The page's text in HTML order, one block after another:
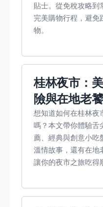
貼士。從免稅攻略到
完美購物行程，避免
物。
桂林夜市：
險與在地老
想知道如何在桂林夜
嗎？本文帶你體驗舌
薦、經典與創意小吃
溫情故事，還有在地
讓你的夜市之旅吃得